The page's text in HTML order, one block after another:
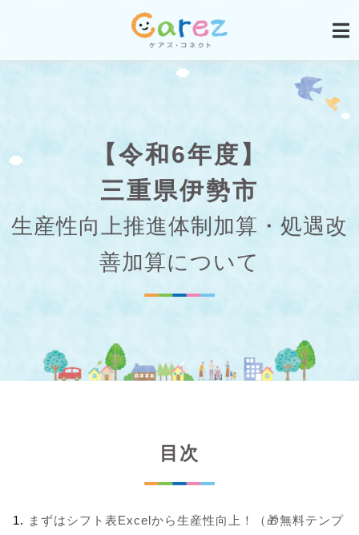
【令和6年度】
三重県伊勢市
生産性向上推進体制加算・処遇改
善加算について
目次
まずはシフト表Excelから生産性向上！（🎁無料テンプ